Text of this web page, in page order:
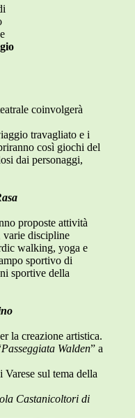
coinvolgerà
travagliato e i
così giochi del
dai personaggi,
proposte attività
varie discipline
walking, yoga e
sportivo di
sportive della
la creazione artistica.
Passeggiata Walden” a
sul tema della
Castanicoltori di